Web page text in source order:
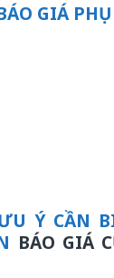
GIÁ
Ý CẦN
BÁO GIÁ